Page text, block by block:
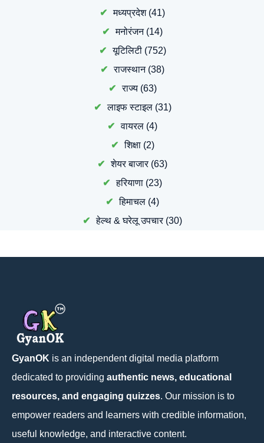
मध्यप्रदेश(41)
मनोरंजन(14)
यूटिलिटी(752)
राजस्थान(38)
राज्य(63)
लाइफ स्टाइल(31)
वायरल (4)
शिक्षा(2)
शेयर बाजार(63)
हरियाणा (23)
हिमाचल (4)
हेल्थ & घरेलू उपचार(30)
GyanOK is an independent digital media platform
dedicated to providing authentic news, educational
resources, and engaging quizzes. Our mission is to
empower readers and learners with credible information,
useful knowledge, and interactive content.